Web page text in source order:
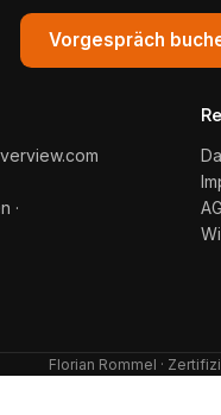
Vorgespräch
·
Florian Rommel ·